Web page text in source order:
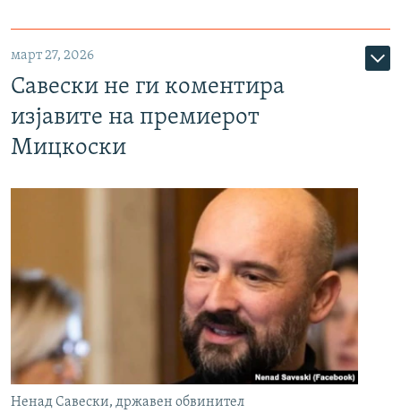
март 27, 2026
Савески не ги коментира
изјавите на премиерот
Мицкоски
Ненад Савески, државен обвинител